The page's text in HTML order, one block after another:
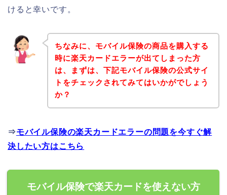
けると幸いです。
ちなみに、モバイル保険の商品を購入する
時に楽天カードエラーが出てしまった方
は、まずは、下記モバイル保険の公式サイ
トをチェックされてみてはいかがでしょう
か？
⇒モバイル保険の楽天カードエラーの問題を今すぐ解
決したい方はこちら
モバイル保険で楽天カードを使えない方